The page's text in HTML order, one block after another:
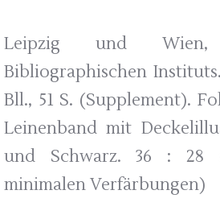
Leipzig und
Bibliographischen
Bll., 51 S. (Supplement).
Leinenband mit
und Schwarz. 36 : 28
minimalen Verfärbungen)